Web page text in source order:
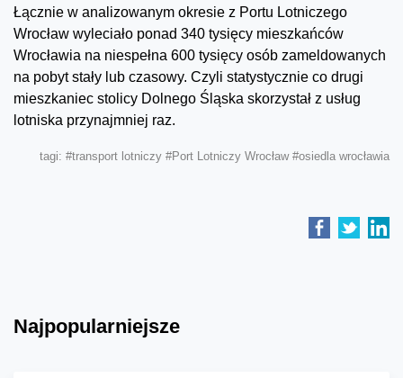
Łącznie w analizowanym okresie z Portu Lotniczego
Wrocław wyleciało ponad 340 tysięcy mieszkańców
Wrocławia na niespełna 600 tysięcy osób zameldowanych
na pobyt stały lub czasowy. Czyli statystycznie co drugi
mieszkaniec stolicy Dolnego Śląska skorzystał z usług
lotniska przynajmniej raz.
tagi: #transport lotniczy #Port Lotniczy Wrocław #osiedla wrocławia
Najpopularniejsze